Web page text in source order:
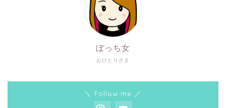
おひとりさま
ぼっち女
＼ Follow me ／